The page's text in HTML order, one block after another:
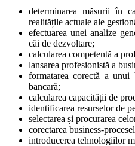
determinarea măsurii în
realitățile actuale ale
efectuarea unei analize
căi de dezvoltare;
calcularea competentă a
lansarea profesionistă a
formatarea corectă a unui
bancară;
calcularea capacității de
identificarea resurselor de
selectarea și procurarea
corectarea business-
introducerea tehnologiilor